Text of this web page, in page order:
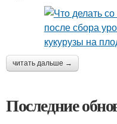
читать дальше →
Последние